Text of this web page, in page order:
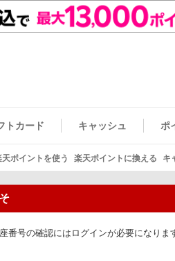
トカード キャッシュ ポ
天ポイントを使う 楽天ポイントに換える キ
番号の確認にはログインが必要になりま